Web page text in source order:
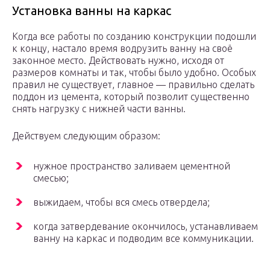
Установка ванны на каркас
Когда все работы по созданию конструкции подошли
к концу, настало время водрузить ванну на своё
законное место. Действовать нужно, исходя от
размеров комнаты и так, чтобы было удобно. Особых
правил не существует, главное — правильно сделать
поддон из цемента, который позволит существенно
снять нагрузку с нижней части ванны.
Действуем следующим образом:
нужное пространство заливаем цементной
смесью;
выжидаем, чтобы вся смесь отвердела;
когда затвердевание окончилось, устанавливаем
ванну на каркас и подводим все коммуникации.